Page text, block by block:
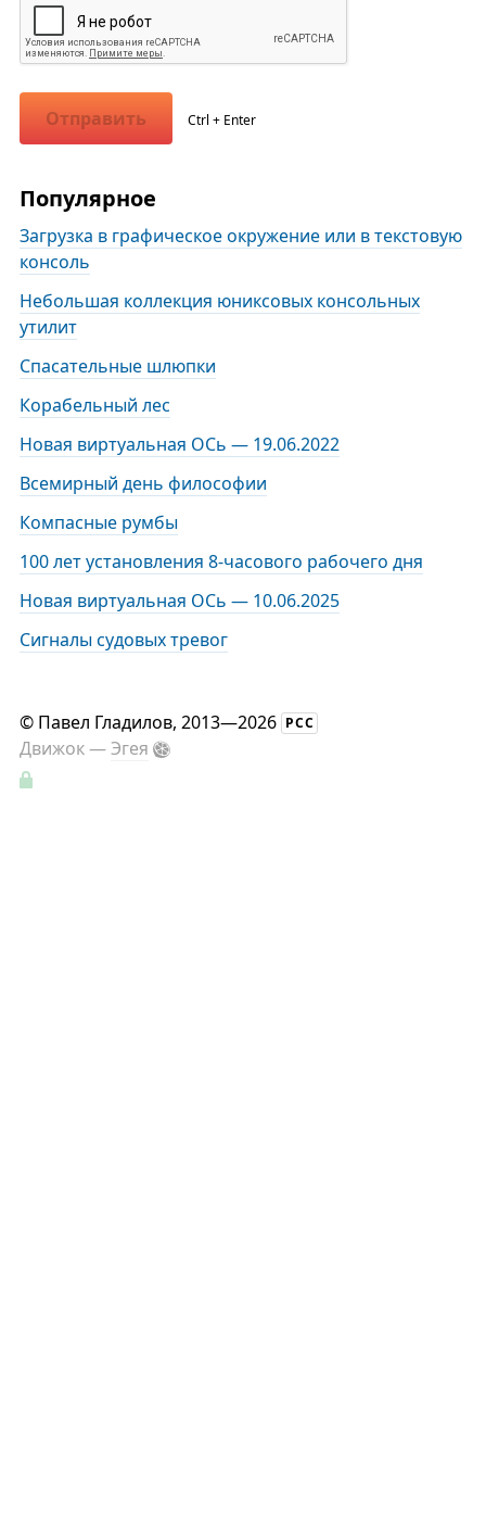
Отправить Ctrl + Enter
Популярное
Загрузка в графическое окружение или в текстовую
консоль
Небольшая коллекция юниксовых консольных
утилит
Спасательные шлюпки
Корабельный лес
Новая виртуальная ОСь — 19.06.2022
Всемирный день философии
Компасные румбы
100 лет установления 8-часового рабочего дня
Новая виртуальная ОСь — 10.06.2025
Сигналы судовых тревог
© Павел Гладилов, 2013—2026 РСС
Движок —Эгея